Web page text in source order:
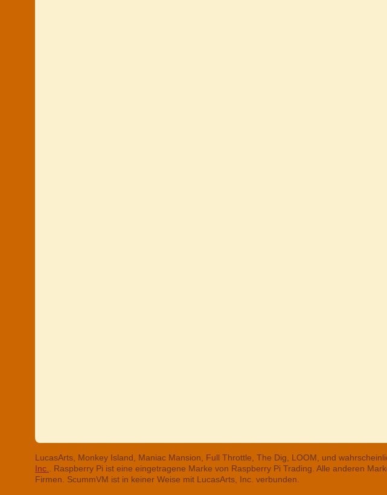
LucasArts, Monkey Island, Maniac Mansion, Full Throttle, The Dig, LOOM, und
Inc.
. Raspberry Pi ist eine eingetragene Marke von Raspberry Pi Trading. Alle anderen
Firmen. ScummVM ist in keiner Weise mit LucasArts, Inc. verbunden.